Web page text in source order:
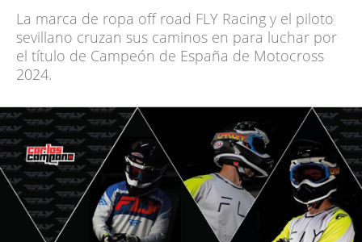
La marca de ropa off road FLY Racing y el piloto
sevillano cruzan sus caminos en para luchar por
el título de Campeón de España de Motocross
2024.